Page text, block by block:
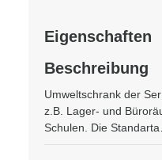
Beschreibung
Umweltschrank der
z.B. Lager- und
Schulen. Die
Eigenschaften